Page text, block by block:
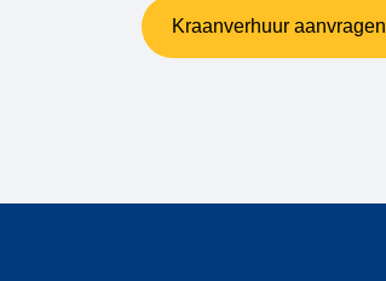
Kraanverhuur aanvragen